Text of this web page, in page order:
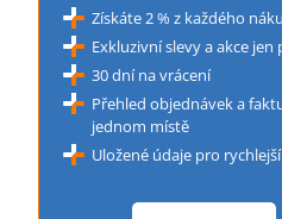
Získáte 2 % z každého
Exkluzivní slevy a akce jen
30 dní na vrácení
Přehled objednávek a
jednom místě
Uložené údaje pro